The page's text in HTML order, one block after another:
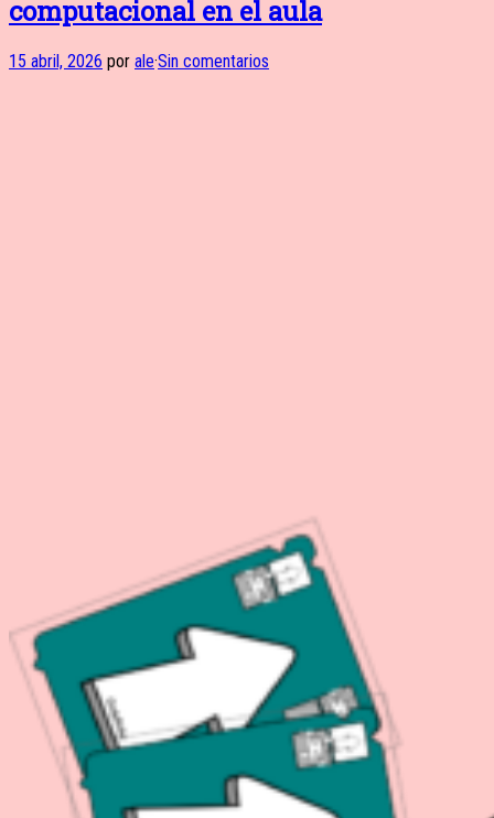
computacional en el aula
15 abril, 2026 por ale·Sin comentarios